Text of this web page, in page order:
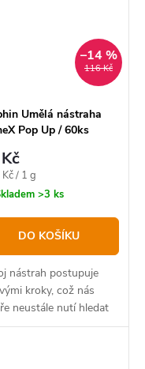
116 Kč
–14 %
Umělá nástraha
Pop Up / 60ks
/ 1 g
>3 ks
DO KOŠÍKU
nástrah postupuje
kroky, což nás
neustále nutí hledat
způsoby, jak oklamat